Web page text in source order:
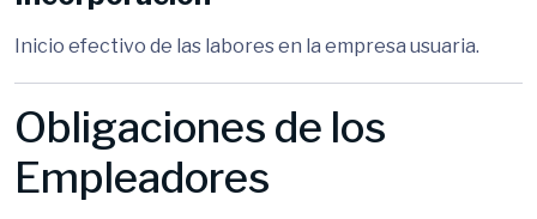
Inicio efectivo de las labores en la empresa usuaria.
Obligaciones de los
Empleadores